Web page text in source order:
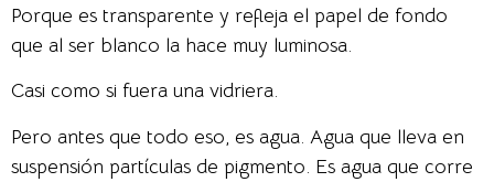
Porque es transparente y refleja el papel de fondo
que al ser blanco la hace muy luminosa.
Casi como si fuera una vidriera.
Pero antes que todo eso, es agua. Agua que lleva en
suspensión partículas de pigmento. Es agua que corre